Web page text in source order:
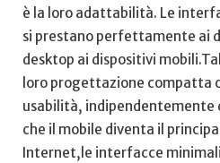
è la loro adattabilità. Le
si ‌prestano perfettamente‍ ai
desktop ai dispositivi
loro progettazione compatta
‌usabilità, indipendentemente
che⁤ il ⁤mobile diventa il
Internet,le interfacce